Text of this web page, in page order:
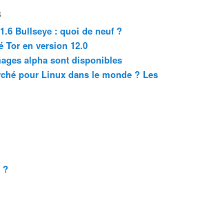
Bullseye : quoi de neuf ?
Tor en version 12.0
alpha sont disponibles
pour Linux dans le monde ? Les
?